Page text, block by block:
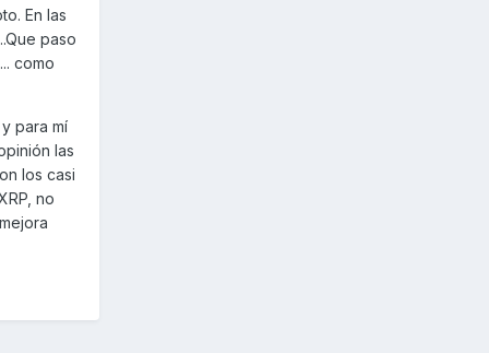
En las
paso
como
para mí
las
los casi
no